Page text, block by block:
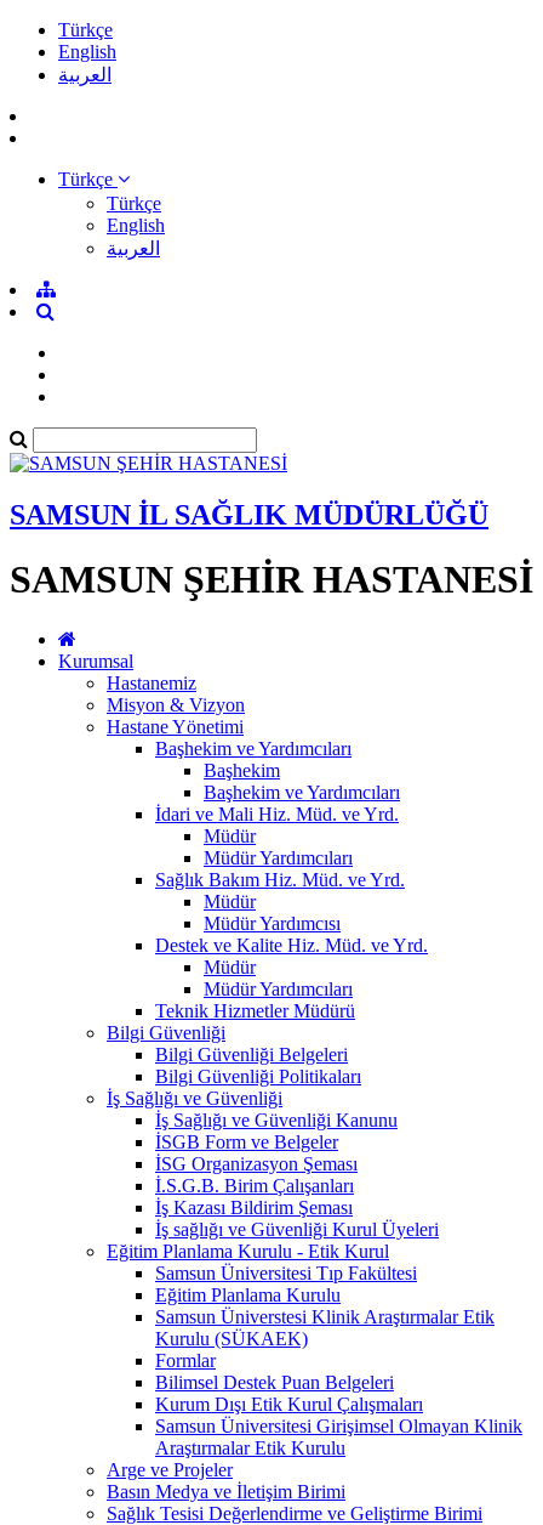
Türkçe
English
العربية
Türkçe
Türkçe
English
العربية
SAMSUN İL SAĞLIK MÜDÜRLÜĞÜ
SAMSUN ŞEHİR HASTANESİ
Kurumsal
Hastanemiz
Misyon & Vizyon
Hastane Yönetimi
Başhekim ve Yardımcıları
Başhekim
Başhekim ve Yardımcıları
İdari ve Mali Hiz. Müd. ve Yrd.
Müdür
Müdür Yardımcıları
Sağlık Bakım Hiz. Müd. ve Yrd.
Müdür
Müdür Yardımcısı
Destek ve Kalite Hiz. Müd. ve Yrd.
Müdür
Müdür Yardımcıları
Teknik Hizmetler Müdürü
Bilgi Güvenliği
Bilgi Güvenliği Belgeleri
Bilgi Güvenliği Politikaları
İş Sağlığı ve Güvenliği
İş Sağlığı ve Güvenliği Kanunu
İSGB Form ve Belgeler
İSG Organizasyon Şeması
İ.S.G.B. Birim Çalışanları
İş Kazası Bildirim Şeması
İş sağlığı ve Güvenliği Kurul Üyeleri
Eğitim Planlama Kurulu - Etik Kurul
Samsun Üniversitesi Tıp Fakültesi
Eğitim Planlama Kurulu
Samsun Üniverstesi Klinik Araştırmalar Etik
Kurulu (SÜKAEK)
Formlar
Bilimsel Destek Puan Belgeleri
Kurum Dışı Etik Kurul Çalışmaları
Samsun Üniversitesi Girişimsel Olmayan Klinik
Araştırmalar Etik Kurulu
Arge ve Projeler
Basın Medya ve İletişim Birimi
Sağlık Tesisi Değerlendirme ve Geliştirme Birimi